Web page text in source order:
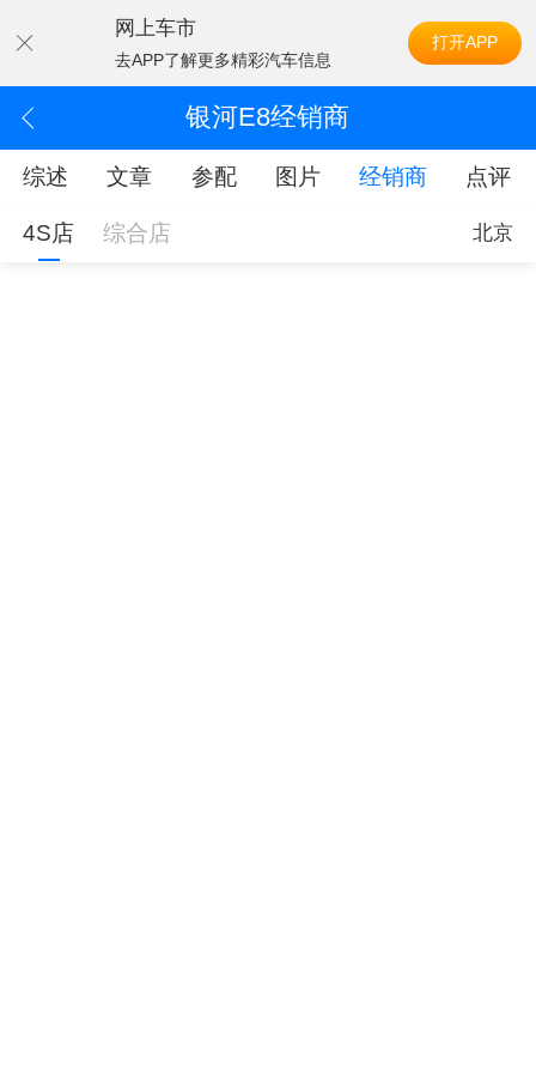
网上车市
去APP了解更多精彩汽车信息
打开APP
银河E8经销商
综述 文章 参配 图片 经销商 点评
4S店 综合店 北京